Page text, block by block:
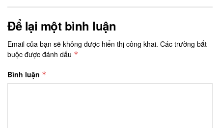
Để lại một bình luận
Email của bạn sẽ không được hiển thị công khai. Các trường bắt
buộc được đánh dấu *
Bình luận *